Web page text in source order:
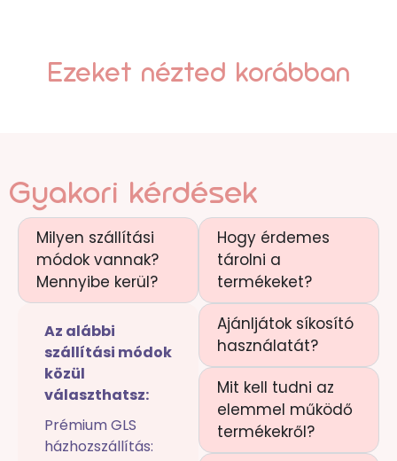
Ezeket nézted korábban
Gyakori kérdések
Milyen szállítási
módok vannak?
Mennyibe kerül?
Az alábbi
szállítási módok
közül
választhatsz:
Prémium GLS
házhozszállítás:
Hogy érdemes
tárolni a
termékeket?
Ajánljátok síkosító
használatát?
Mit kell tudni az
elemmel működő
termékekről?